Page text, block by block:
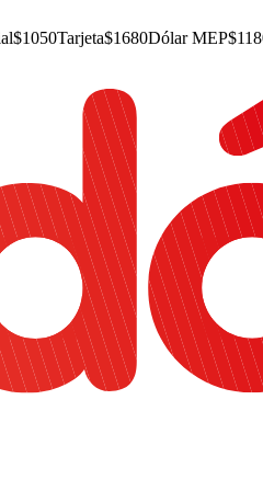
$1050Tarjeta$1680Dólar MEP$